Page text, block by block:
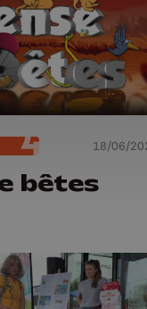
18/06/
bêtes